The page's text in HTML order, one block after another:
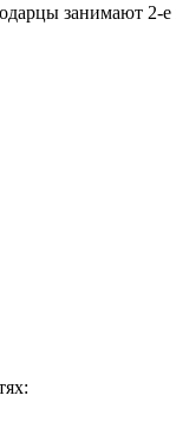
занимают 2-е